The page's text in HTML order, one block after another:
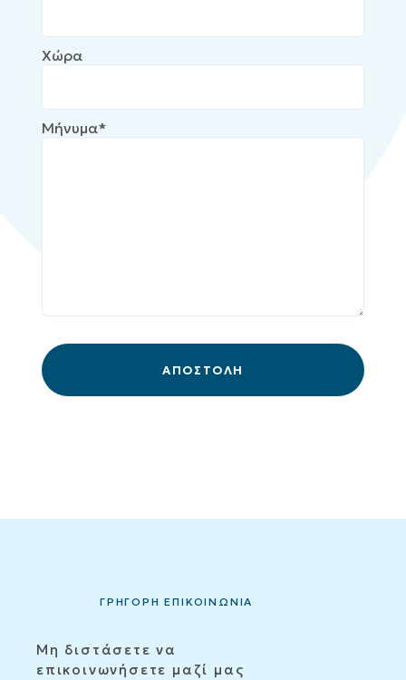
Χώρα
Μήνυμα*
ΓΡΗΓΟΡΗ ΕΠΙΚΟΙΝΩΝΙΑ
Μη διστάσετε να
επικοινωνήσετε μαζί μας